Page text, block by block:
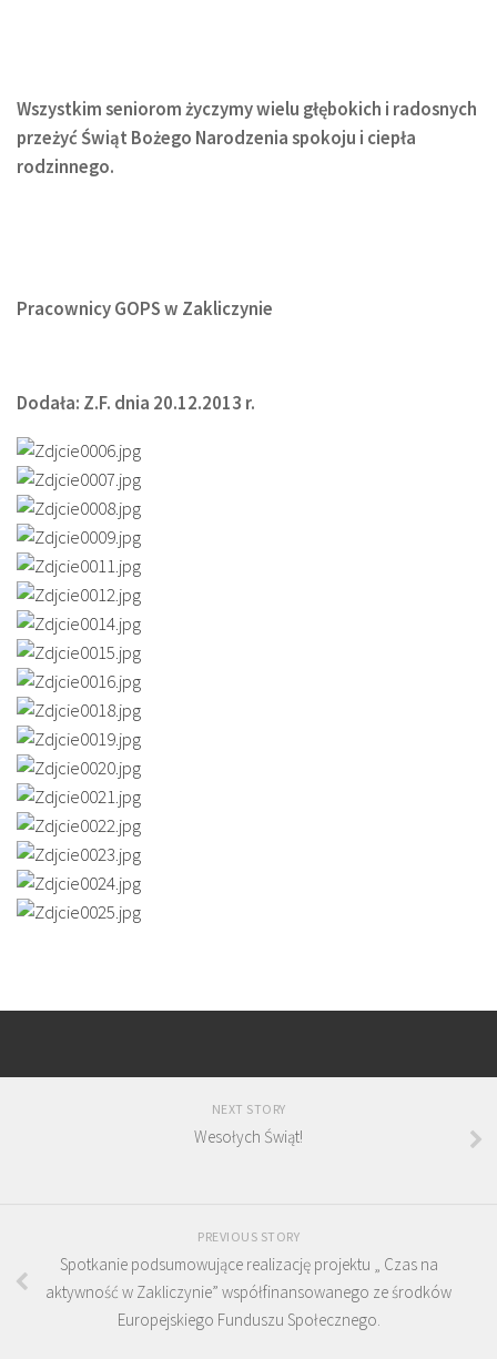
Wszystkim seniorom życzymy wielu głębokich i radosnych
przeżyć Świąt Bożego Narodzenia spokoju i ciepła
rodzinnego.
Pracownicy GOPS w Zakliczynie
Dodała: Z.F. dnia 20.12.2013 r.
NEXT STORY
Wesołych Świąt!
PREVIOUS STORY
Spotkanie podsumowujące realizację projektu „ Czas na
aktywność w Zakliczynie” współfinansowanego ze środków
Europejskiego Funduszu Społecznego.